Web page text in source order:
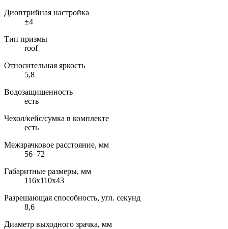
Диоптрийная настройка
±4
Тип призмы
roof
Относительная яркость
5,8
Водозащищенность
есть
Чехол/кейс/сумка в комплекте
есть
Межзрачковое расстояние, мм
56–72
Габаритные размеры, мм
116x110x43
Разрешающая способность, угл. секунд
8,6
Диаметр выходного зрачка, мм